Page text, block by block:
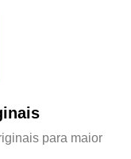
para maior